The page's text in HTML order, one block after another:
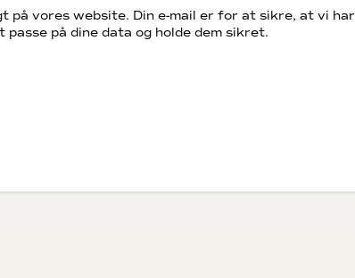
vores website. Din e-mail er for at sikre, at vi har
på dine data og holde dem sikret.